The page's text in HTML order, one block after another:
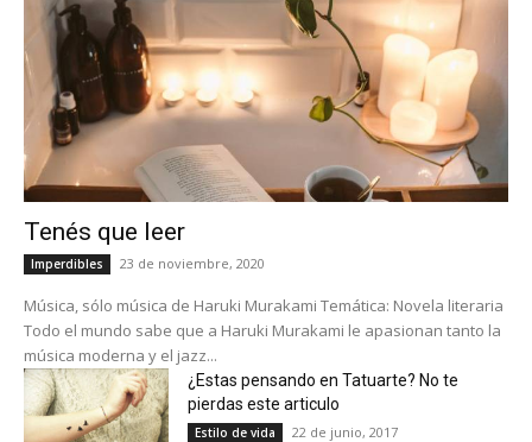
Tenés que leer
Imperdibles 23 de noviembre, 2020
Música, sólo música de Haruki Murakami Temática: Novela literaria
Todo el mundo sabe que a Haruki Murakami le apasionan tanto la
música moderna y el jazz...
¿Estas pensando en Tatuarte? No te
pierdas este articulo
Estilo de vida 22 de junio, 2017